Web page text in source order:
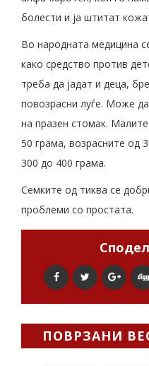
болести и ја штитат
Во народната медицина
како средство против
треба да јадат и деца,
повозрасни луѓе. Може
на празен стомак.
50 грама, возрасните од
300 до 400 грама.
Семките од тиква се
проблеми со простата.
ПОВРЗАНИ